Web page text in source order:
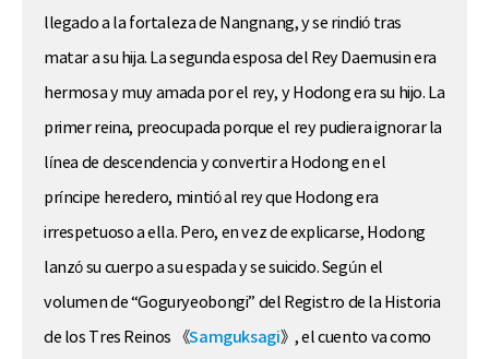
llegado a la fortaleza de Nangnang, y se rindió tras
matar a su hija. La segunda esposa del Rey Daemusin era
hermosa y muy amada por el rey, y Hodong era su hijo. La
primer reina, preocupada porque el rey pudiera ignorar la
línea de descendencia y convertir a Hodong en el
príncipe heredero, mintió al rey que Hodong era
irrespetuoso a ella. Pero, en vez de explicarse, Hodong
lanzó su cuerpo a su espada y se suicido. Según el
volumen de “Goguryeobongi” del Registro de la Historia
de los Tres Reinos 《Samguksagi》, el cuento va como